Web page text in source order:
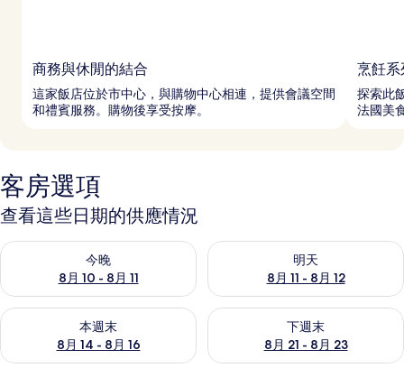
商務與休閒的結合
這家飯店位於市中心，與購物中心相連，提供會議空間
和禮賓服務。購物後享受按摩。
烹飪系
探索此
法國美
客房選項
查看這些日期的供應情況
今晚
8月 10 - 8月 11
查看今晚 (8月 10 - 8月 11) 的供應情況
明天
8月 11 - 8月 12
查看明天 (8月 11 - 8月 12) 的供
本週末
8月 14 - 8月 16
查看本週末 (8月 14 - 8月 16) 的供應情況
下週末
8月 21 - 8月 23
查看下週末 (8月 21 - 8月 23)